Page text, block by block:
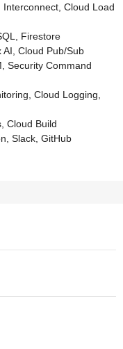
Interconnect, Cloud Load
Firestore
AI, Cloud Pub/Sub
Security Command
Cloud Logging,
Cloud Build
Slack, GitHub